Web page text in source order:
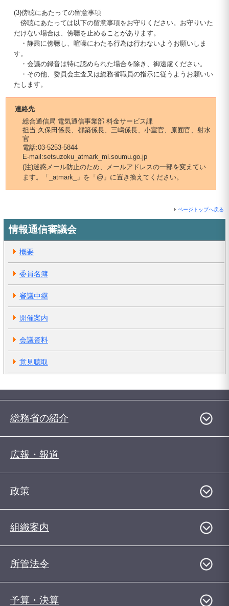
(3)傍聴にあたっての留意事項
傍聴にあたっては以下の留意事項をお守りください。お守りいた
だけない場合は、傍聴を止めることがあります。
・静粛に傍聴し、喧噪にわたる行為は行わないようお願いしま
す。
・会議の録音は特に認められた場合を除き、御遠慮ください。
・その他、委員会主査又は総務省職員の指示に従うようお願いい
たします。
連絡先
総合通信局 電気通信事業部 料金サービス課
担当:久保田係長、都築係長、三嶋係長、小室官、原囿官、射水
官
電話:03-5253-5844
E-mail:setsuzoku_atmark_ml.soumu.go.jp
(注)迷惑メール防止のため、メールアドレスの一部を変えてい
ます。「_atmark_」を「@」に置き換えてください。
ページトップへ戻る
情報通信審議会
概要
委員名簿
審議中継
開催案内
会議資料
意見聴取
総務省の紹介
広報・報道
政策
組織案内
所管法令
予算・決算